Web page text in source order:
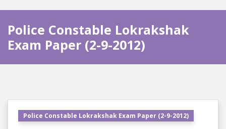
Police Constable Lokrakshak
Exam Paper (2-9-2012)
Police Constable Lokrakshak Exam Paper (2-9-2012)